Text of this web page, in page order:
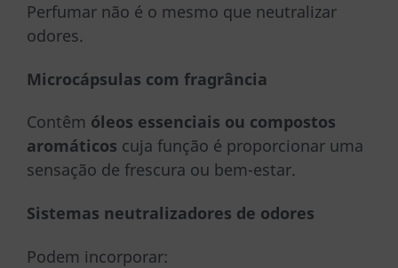
Perfumar não é o mesmo que neutralizar
odores.
Microcápsulas com fragrância
Contêm óleos essenciais ou compostos
aromáticos cuja função é proporcionar uma
sensação de frescura ou bem-estar.
Sistemas neutralizadores de odores
Podem incorporar: